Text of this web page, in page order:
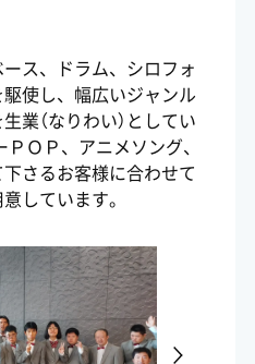
ス、ドラム、シロフォ
使し、幅広いジャンル
業（なりわい）としてい
ＯＰ、アニメソング、
さるお客様に合わせて
しています。